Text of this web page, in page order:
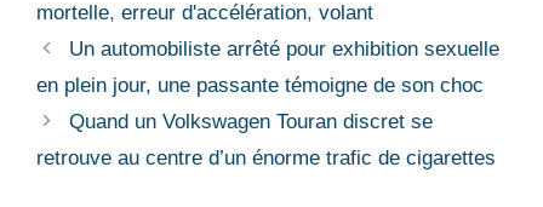
mortelle, erreur d'accélération, volant
Un automobiliste arrêté pour exhibition sexuelle
en plein jour, une passante témoigne de son choc
Quand un Volkswagen Touran discret se
retrouve au centre d’un énorme trafic de cigarettes